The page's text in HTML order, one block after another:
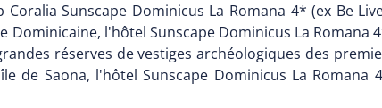
Sunscape Dominicus La Romana 4* (ex Be
Dominicaine, l'hôtel Sunscape Dominicus La Romana
réserves de vestiges archéologiques des
de Saona, l'hôtel Sunscape Dominicus La Romana